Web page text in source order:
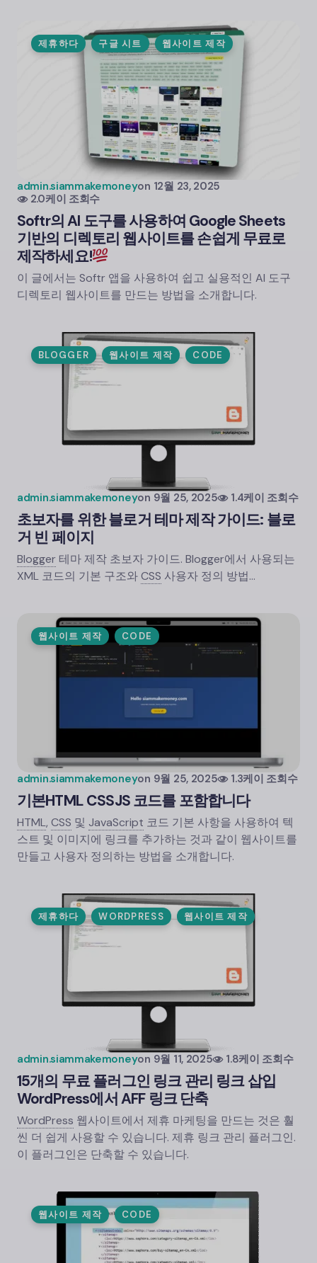
제휴하다 구글 시트 웹사이트 제작
admin.siammakemoneyon 12월 23, 2025
2.0케이 조회수
Softr의 AI 도구를 사용하여 Google Sheets
기반의 디렉토리 웹사이트를 손쉽게 무료로
제작하세요!
이 글에서는 Softr 앱을 사용하여 쉽고 실용적인 AI 도구
디렉토리 웹사이트를 만드는 방법을 소개합니다.
BLOGGER 웹사이트 제작 CODE
admin.siammakemoneyon 9월 25, 2025 1.4케이 조회수
초보자를 위한 블로거 테마 제작 가이드: 블로
거 빈 페이지
Blogger 테마 제작 초보자 가이드. Blogger에서 사용되는
XML 코드의 기본 구조와CSS 사용자 정의 방법…
웹사이트 제작 CODE
admin.siammakemoneyon 9월 25, 2025 1.3케이 조회수
기본HTMLCSSJS 코드를 포함합니다
HTML, CSS 및 JavaScript 코드 기본 사항을 사용하여 텍
스트 및 이미지에 링크를 추가하는 것과 같이 웹사이트를
만들고 사용자 정의하는 방법을 소개합니다.
제휴하다 WORDPRESS 웹사이트 제작
admin.siammakemoneyon 9월 11, 2025 1.8케이 조회수
15개의 무료 플러그인 링크 관리 링크 삽입
WordPress에서 AFF 링크 단축
WordPress 웹사이트에서 제휴 마케팅을 만드는 것은 훨
씬 더 쉽게 사용할 수 있습니다. 제휴 링크 관리 플러그인.
이 플러그인은 단축할 수 있습니다.
웹사이트 제작 CODE